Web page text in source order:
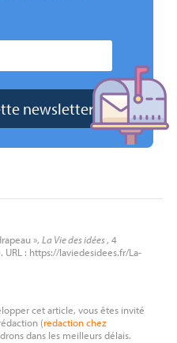
», La Vie des idées, 4
: https://laviedesidees.fr/La-
cet article, vous êtes invité
(redactionchez
dans les meilleurs délais.